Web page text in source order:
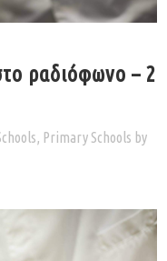
ραδιόφωνο – 2
, Primary Schools by